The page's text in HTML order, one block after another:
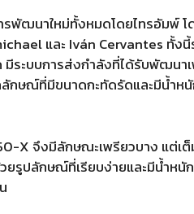
พัฒนาใหม่ทั้งหมดโดยไทรอัมพ์ โ
และ Iván Cervantes ทั้ง
มีระบบการส่งกำลังที่ได้รับพัฒน
ลักษณ์ที่มีขนาดกะทัดรัดและมีน้ำห
X จึงมีลักษณะเพรียวบาง แต่เ
รูปลักษณ์ที่เรียบง่ายและมีน้ำหนั